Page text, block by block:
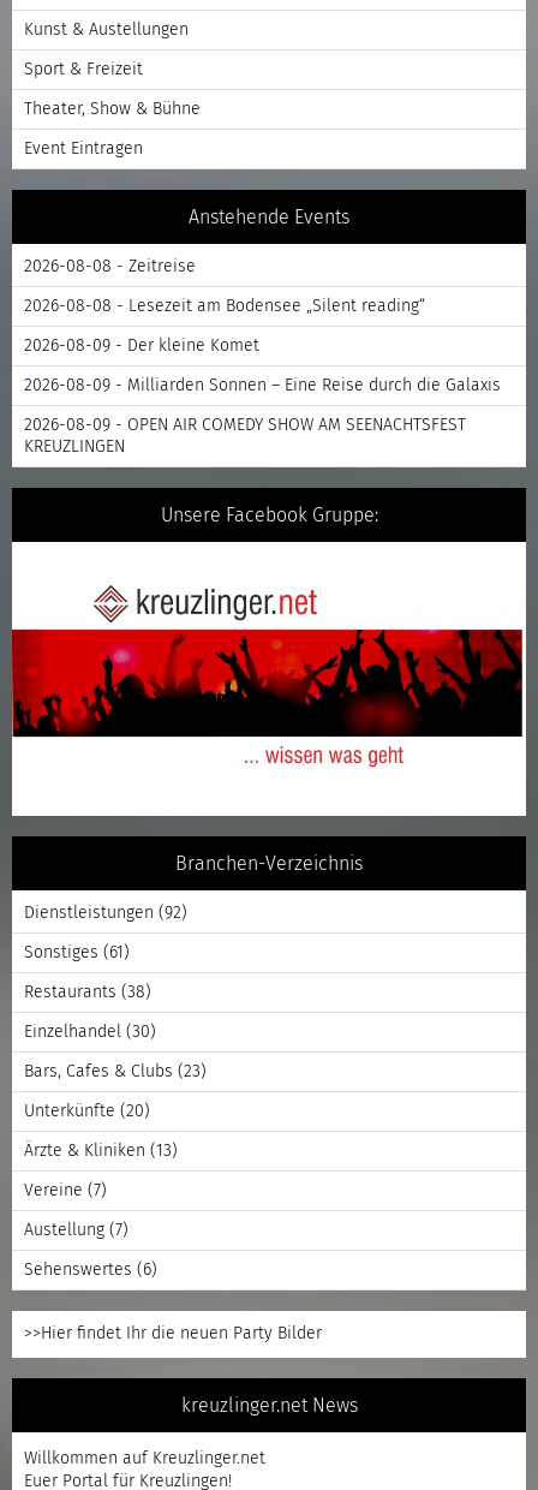
Kunst & Austellungen
Sport & Freizeit
Theater, Show & Bühne
Event Eintragen
Anstehende Events
2026-08-08 - Zeitreise
2026-08-08 - Lesezeit am Bodensee „Silent reading“
2026-08-09 - Der kleine Komet
2026-08-09 - Milliarden Sonnen – Eine Reise durch die Galaxis
2026-08-09 - OPEN AIR COMEDY SHOW AM SEENACHTSFEST
KREUZLINGEN
Unsere Facebook Gruppe:
Branchen-Verzeichnis
Dienstleistungen (92)
Sonstiges (61)
Restaurants (38)
Einzelhandel (30)
Bars, Cafes & Clubs (23)
Unterkünfte (20)
Ärzte & Kliniken (13)
Vereine (7)
Austellung (7)
Sehenswertes (6)
>>Hier findet Ihr die neuen Party Bilder
kreuzlinger.net News
Willkommen auf Kreuzlinger.net
Euer Portal für Kreuzlingen!